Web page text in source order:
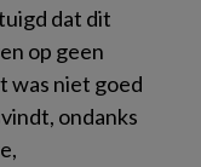
dat dit
op geen
was niet goed
ondanks